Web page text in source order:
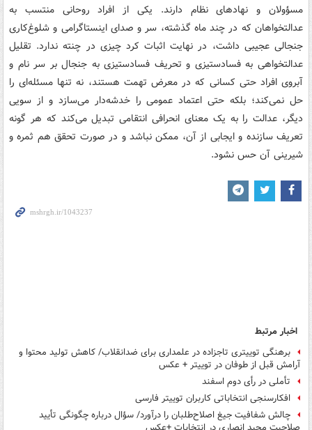
مسؤولان و نهادهای نظام دارند. یکی از افراد روحانی منتسب به
عدالتخواهان که در چند ماه گذشته، سر و صدای اینستاگرامی و شلوغ‌کاری
جنجالی عجیبی داشت، در نهایت اثبات کرد چیزی در چنته ندارد. تقلیل
عدالتخواهی به فسادستیزی و تحریف فسادستیزی به جنجال بر سر نام و
آبروی افراد حتی کسانی که در معرض تهمت هستند، نه تنها مسئله‌ای را
حل نمی‌کند؛ بلکه حتی اعتماد عمومی را خدشه‌دار می‌سازد و از سویی
دیگر، عدالت را به یک معنای انحرافی انتقامی تبدیل می‌کند که هر گونه
تعریف سازنده و ایجابی از آن، ممکن نباشد و در صورت تحقق هم ثمره و
شیرینی آن حس نشود.
اخبار مرتبط
برهنگی توییتری تاجزاده در علمداری برای ضدانقلاب/ کاهش تولید محتوا و
آرامش قبل از طوفان در توییتر + عکس
تأملی در رأی دوم اسفند
افکارسنجی انتخاباتی کاربران توییتر فارسی
چالش شفافیت جیغ اصلاح‌طلبان را درآورد/ سؤال درباره چگونگی تأیید